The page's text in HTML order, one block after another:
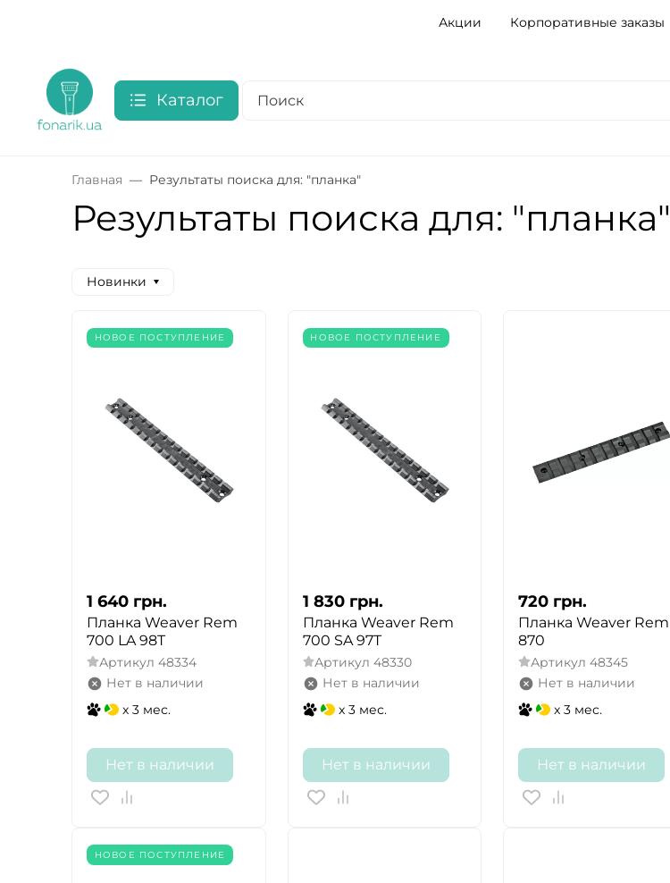
Акции Корпоративные заказы
Каталог
Главная Результаты поиска для: "планка"
Результаты поиска для: "планка"
Новинки
НОВОЕ ПОСТУПЛЕНИЕ
1 640 грн.
Планка Weaver Rem
700 LA 98T
Артикул 48334
Нет в наличии
x 3 мес.
Нет в наличии
НОВОЕ ПОСТУПЛЕНИЕ
1 830 грн.
Планка Weaver Rem
700 SA 97T
Артикул 48330
Нет в наличии
x 3 мес.
Нет в наличии
720 грн.
Планка Weaver Rem
870
Артикул 48345
Нет в наличии
x 3 мес.
Нет в наличии
НОВОЕ ПОСТУПЛЕНИЕ